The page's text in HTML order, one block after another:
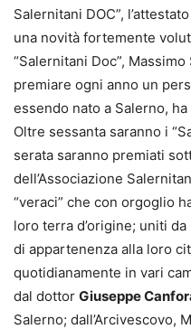
Salernitani DOC”,
una novità fortemente
“Salernitani Doc”,
premiare ogni anno un
essendo nato a Salerno,
Oltre sessanta saranno i
serata saranno premiati
dell’Associazione
“veraci” che con orgoglio
loro terra d’origine; uniti
di appartenenza alla loro
quotidianamente in vari
dal dottor Giuseppe
Salerno; dall’Arcivescovo,